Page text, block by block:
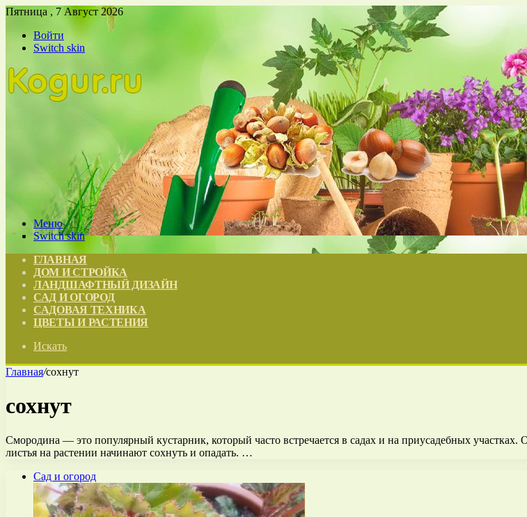
Пятница , 7 Август 2026
Войти
Switch skin
Меню
Switch skin
ГЛАВНАЯ
ДОМ И СТРОЙКА
ЛАНДШАФТНЫЙ ДИЗАЙН
САД И ОГОРОД
САДОВАЯ ТЕХНИКА
ЦВЕТЫ И РАСТЕНИЯ
Искать
Главная/сохнут
сохнут
Смородина — это популярный кустарник, который часто встречается в садах и на приусадебных
листья на растении начинают сохнуть и опадать. …
Сад и огород